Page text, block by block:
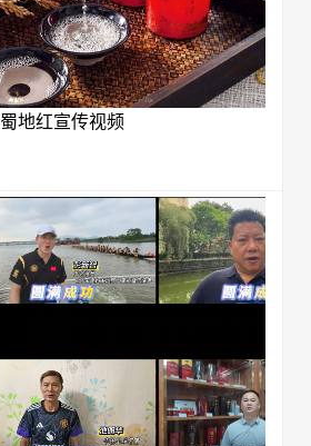
蜀地红宣传视频